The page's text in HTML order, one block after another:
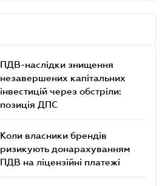
ПДВ-наслідки знищення
незавершених капітальних
інвестицій через обстріли:
позиція ДПС
Коли власники брендів
ризикують донарахуванням
ПДВ на ліцензійні платежі